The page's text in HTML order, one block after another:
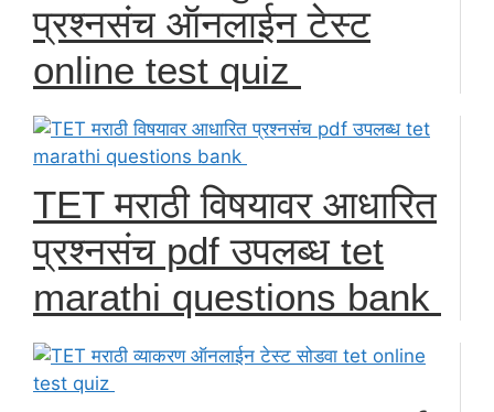
प्रश्नसंच ऑनलाईन टेस्ट
online test quiz
TET मराठी विषयावर आधारित
प्रश्नसंच pdf उपलब्ध tet
marathi questions bank